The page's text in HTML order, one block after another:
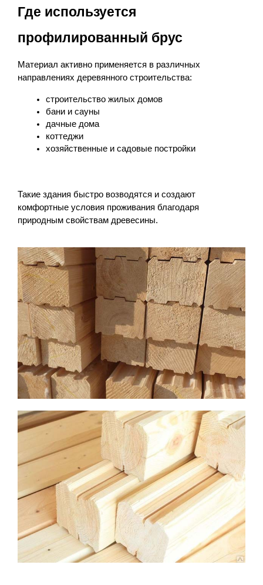
Где используется
профилированный брус
Материал активно применяется в различных
направлениях деревянного строительства:
строительство жилых домов
бани и сауны
дачные дома
коттеджи
хозяйственные и садовые постройки
Такие здания быстро возводятся и создают
комфортные условия проживания благодаря
природным свойствам древесины.